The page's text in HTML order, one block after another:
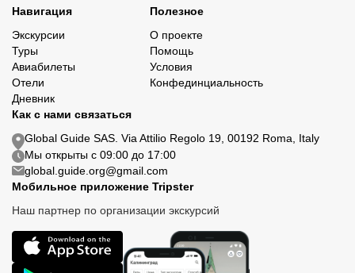
Навигация
Экскурсии
Туры
Авиабилеты
Отели
Дневник
Полезное
О проекте
Помощь
Условия
Конфединциальность
Как с нами связаться
Global Guide SAS. Via Attilio Regolo 19, 00192 Roma, Italy
Мы открыты с 09:00 до 17:00
global.guide.org@gmail.com
Мобильное приложение Tripster
Наш партнер по организации экскурсий